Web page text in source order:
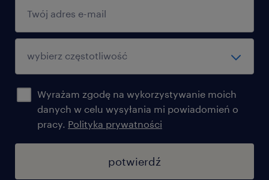
Wyrażam zgodę na wykorzystywanie moich
danych w celu wysyłania mi powiadomień o
pracy. Polityka prywatności
potwierdź